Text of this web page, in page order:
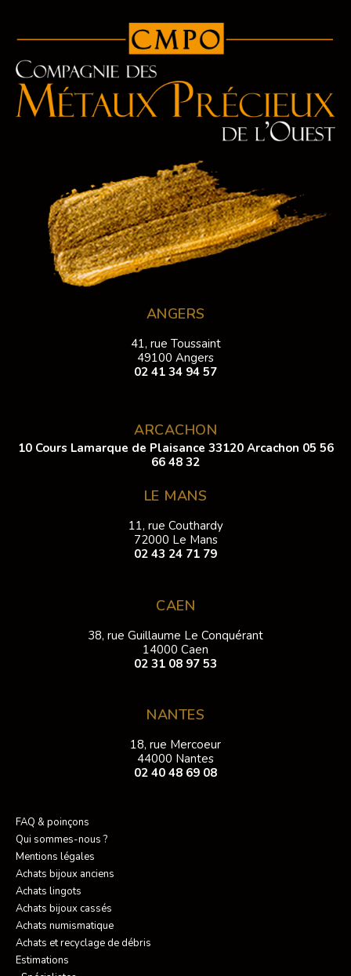
ANGERS
41, rue Toussaint
49100 Angers
02 41 34 94 57
ARCACHON
10 Cours Lamarque de Plaisance 33120 Arcachon 05 56
66 48 32
LE MANS
11, rue Couthardy
72000 Le Mans
02 43 24 71 79
CAEN
38, rue Guillaume Le Conquérant
14000 Caen
02 31 08 97 53
NANTES
18, rue Mercoeur
44000 Nantes
02 40 48 69 08
FAQ & poinçons
Qui sommes-nous ?
Mentions légales
Achats bijoux anciens
Achats lingots
Achats bijoux cassés
Achats numismatique
Achats et recyclage de débris
Estimations